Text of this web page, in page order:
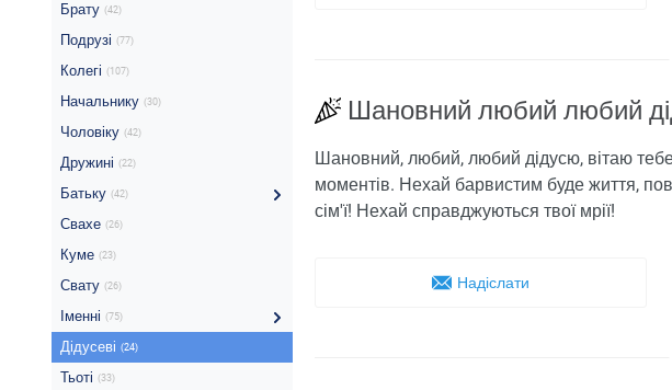
Брату (42)
Подрузі (77)
Колегі (107)
Начальнику (30)
Чоловіку (42)
Дружині (22)
Батьку (42)
Свахе (26)
Куме (23)
Свату (26)
Іменні (75)
Дідусеві (24)
Тьоті (33)
Шановний любий любий
Шановний, любий, любий дідусю, вітаю
моментів. Нехай барвистим буде життя,
сім'ї! Нехай справджуються твої мрії!
Надіслати